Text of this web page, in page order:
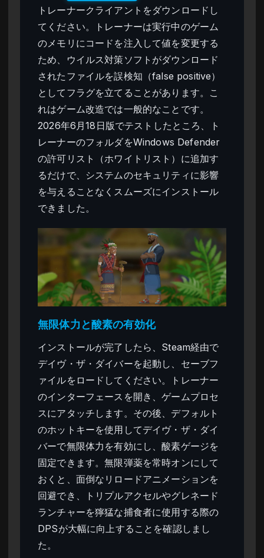
トレーナークライアントをダウンロードし
てください。トレーナーは実行中のゲーム
のメモリにコードを注入して値を変更する
ため、ウイルス対策ソフトがダウンロード
されたファイルを誤検知（false positive）
としてフラグを立てることがあります。こ
れはゲーム改造では一般的なことです。
2026年6月18日版でテストしたところ、ト
レーナーのフォルダをWindows Defender
の許可リスト（ホワイトリスト）に追加す
るだけで、システムのセキュリティに影響
を与えることなくスムーズにインストール
できました。
無限体力と酸素の有効化
インストールが完了したら、Steam経由で
デイヴ・ザ・ダイバーを起動し、セーブフ
ァイルをロードしてください。トレーナー
のインターフェースを開き、ゲームプロセ
スにアタッチします。その後、デフォルト
のホットキーを使用してデイヴ・ザ・ダイ
バーで無限体力を有効にし、酸素ゲージを
固定できます。無限弾薬を常時オンにして
おくと、面倒なリロードアニメーションを
回避でき、トリプルアクセルやグレネード
ランチャーを獰猛な捕食者に使用する際の
DPSが大幅に向上することを確認しまし
た。